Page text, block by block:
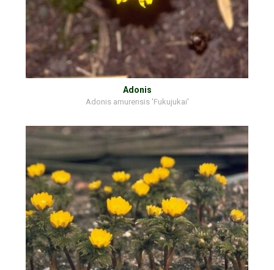
Adonis
Adonis amurensis 'Fukujukai'